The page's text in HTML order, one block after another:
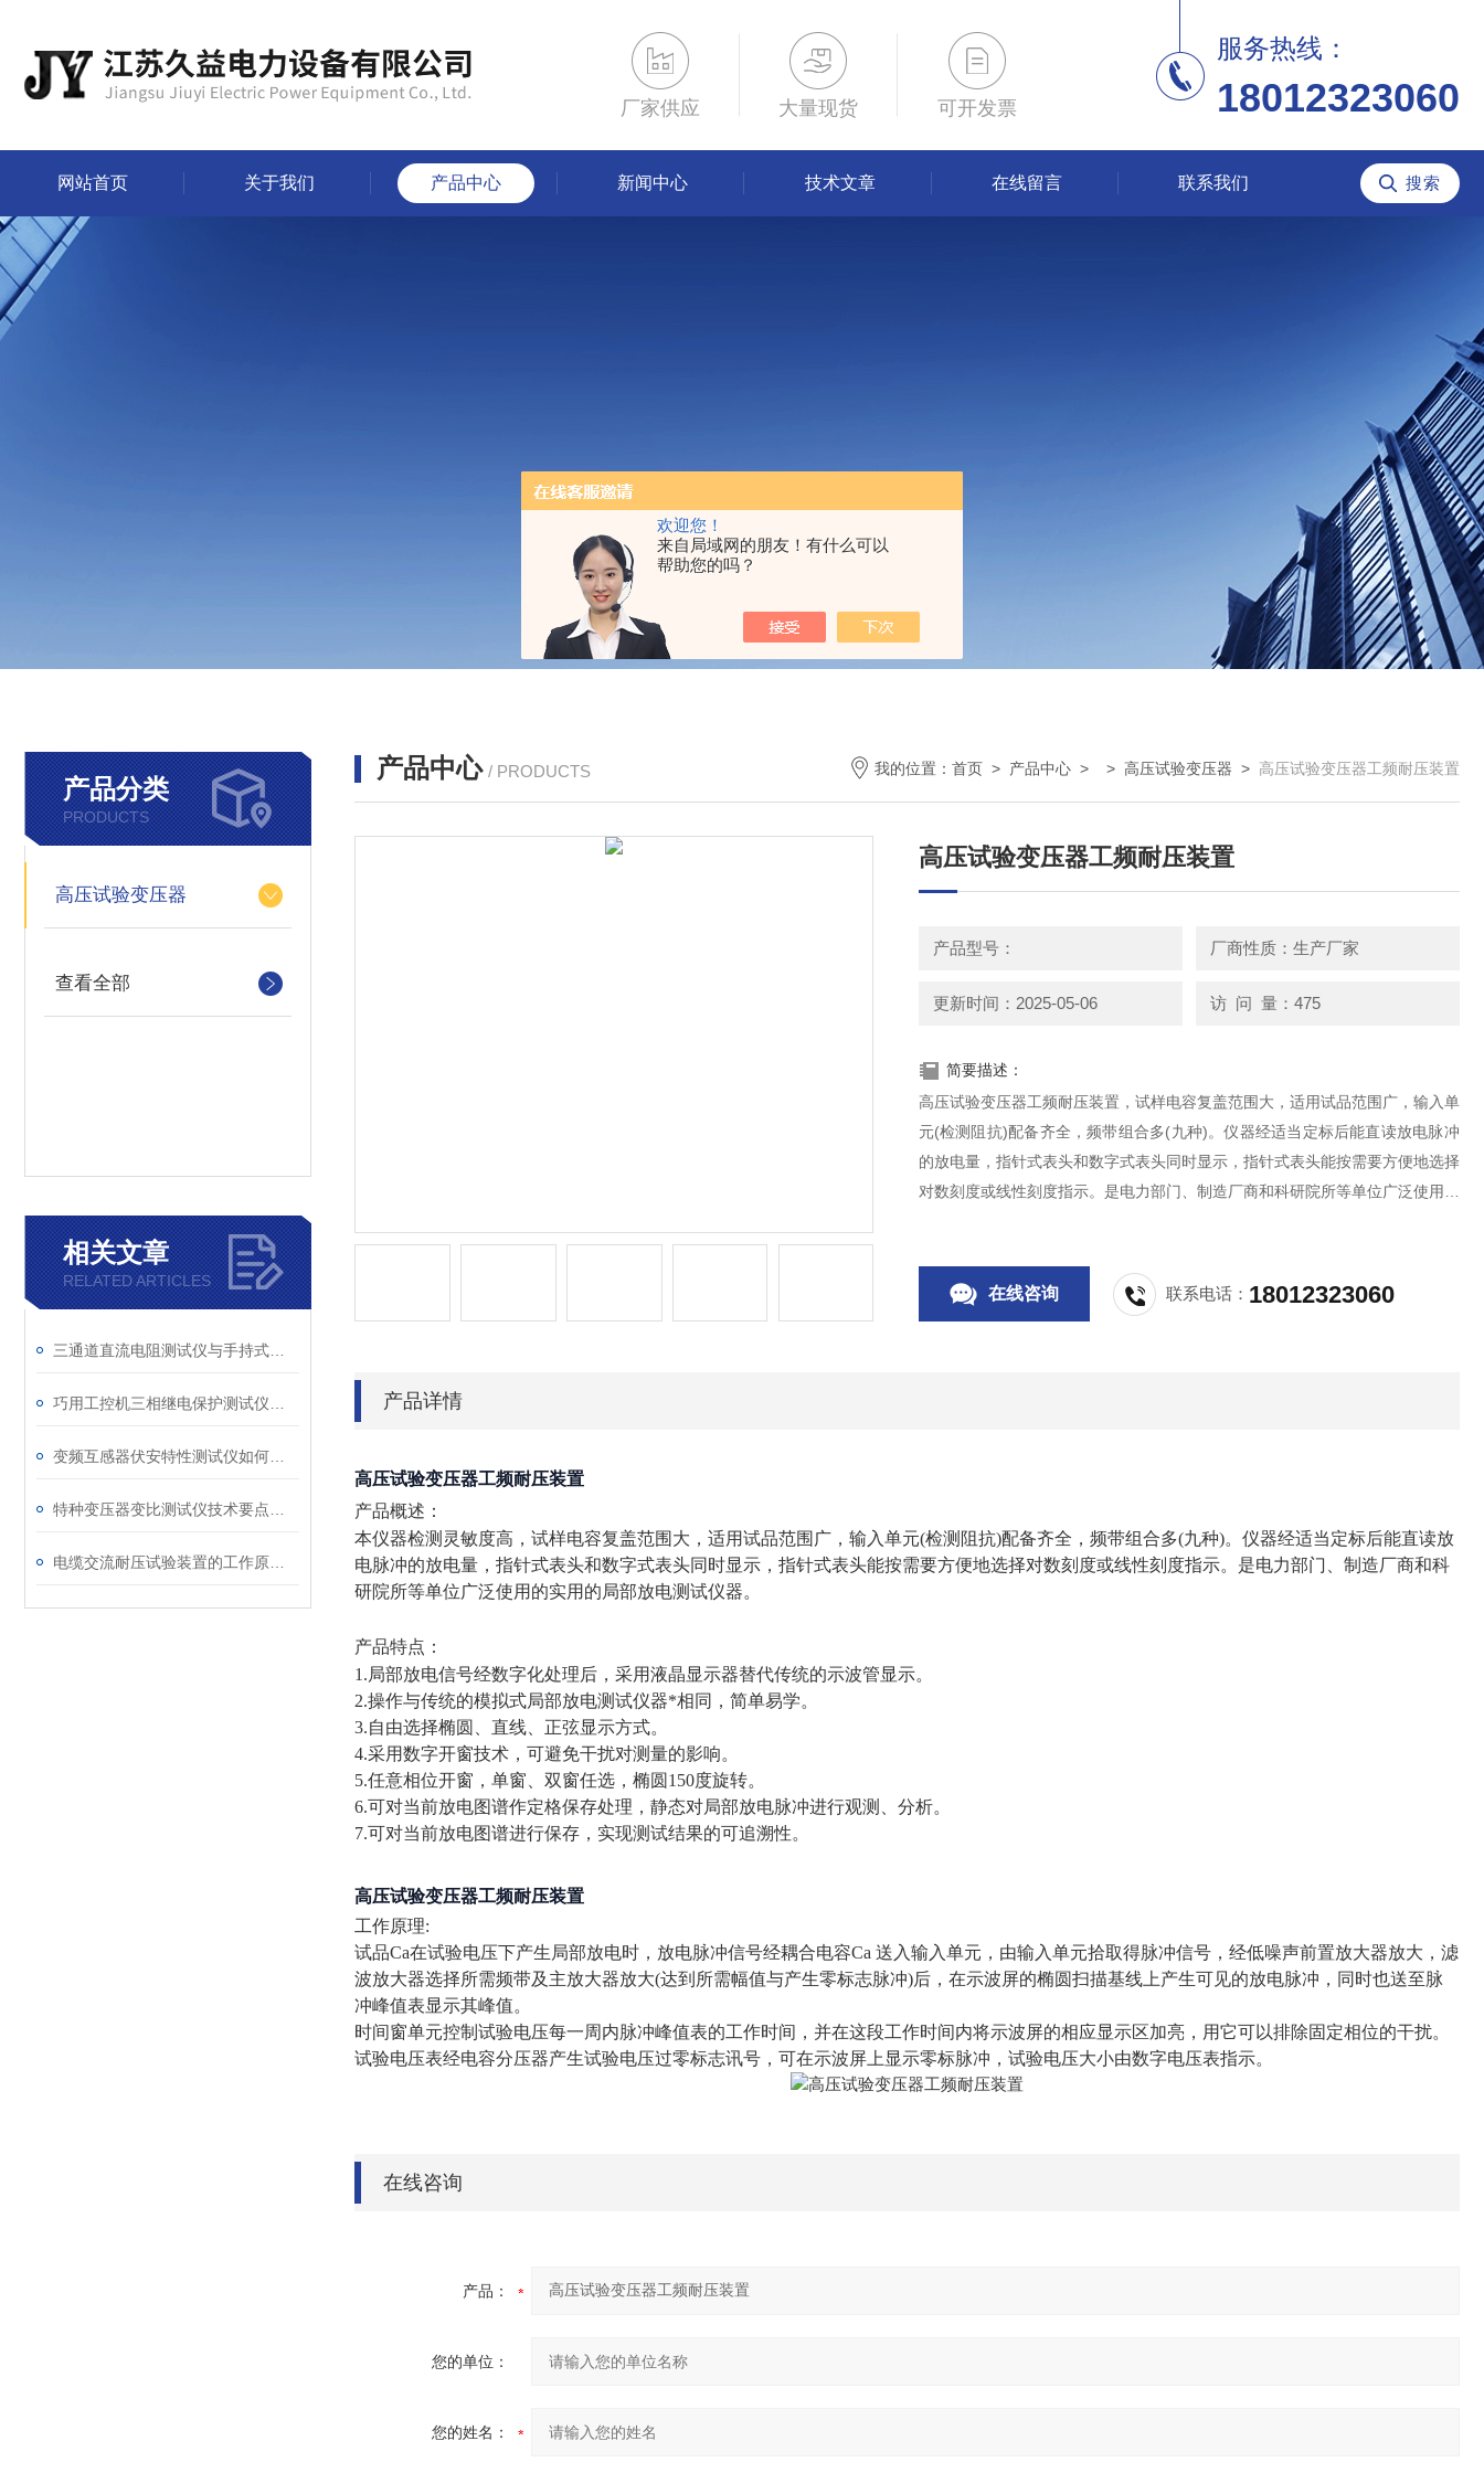
欢迎您！
来自局域网的朋友！有什么可以
帮助您的吗？
厂家供应 大量现货 可开发票
服务热线：
18012323060
网站首页 关于我们 产品中心 新闻中心 技术文章 在线留言 联系我们
产品分类
PRODUCTS
高压试验变压器
查看全部
相关文章
RELATED ARTICLES
产品中心 / PRODUCTS 我的位置： 首页 > 产品中心 > > 高压试验变压器 > 高压试验变压器工频耐压装置
高压试验变压器工频耐压装置
产品型号： 厂商性质：生产厂家
更新时间：2025-05-06 访 问 量：475
简要描述：
高压试验变压器工频耐压装置，试样电容复盖范围大，适用试品范围广，输入单
元(检测阻抗)配备齐全，频带组合多(九种)。仪器经适当定标后能直读放电脉冲
的放电量，指针式表头和数字式表头同时显示，指针式表头能按需要方便地选择
对数刻度或线性刻度指示。是电力部门、制造厂商和科研院所等单位广泛使用的
在线咨询 联系电话： 18012323060
产品详情
高压试验变压器工频耐压装置
产品概述：
本仪器检测灵敏度高，试样电容复盖范围大，适用试品范围广，输入单元(检测阻抗)配备齐全，频带组合多(九种)。仪器经适当定标后能直读放
电脉冲的放电量，指针式表头和数字式表头同时显示，指针式表头能按需要方便地选择对数刻度或线性刻度指示。是电力部门、制造厂商和科
研院所等单位广泛使用的实用的局部放电测试仪器。
产品特点：
1.局部放电信号经数字化处理后，采用液晶显示器替代传统的示波管显示。
2.操作与传统的模拟式局部放电测试仪器*相同，简单易学。
3.自由选择椭圆、直线、正弦显示方式。
4.采用数字开窗技术，可避免干扰对测量的影响。
5.任意相位开窗，单窗、双窗任选，椭圆150度旋转。
6.可对当前放电图谱作定格保存处理，静态对局部放电脉冲进行观测、分析。
7.可对当前放电图谱进行保存，实现测试结果的可追溯性。
高压试验变压器工频耐压装置
工作原理:
试品Ca在试验电压下产生局部放电时，放电脉冲信号经耦合电容Ca 送入输入单元，由输入单元拾取得脉冲信号，经低噪声前置放大器放大，滤
波放大器选择所需频带及主放大器放大(达到所需幅值与产生零标志脉冲)后，在示波屏的椭圆扫描基线上产生可见的放电脉冲，同时也送至脉
冲峰值表显示其峰值。
时间窗单元控制试验电压每一周内脉冲峰值表的工作时间，并在这段工作时间内将示波屏的相应显示区加亮，用它可以排除固定相位的干扰。
试验电压表经电容分压器产生试验电压过零标志讯号，可在示波屏上显示零标脉冲，试验电压大小由数字电压表指示。
在线咨询
产品：
您的单位：
您的姓名：